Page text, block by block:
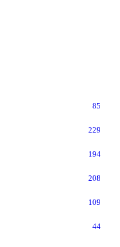
85
229
194
208
109
44